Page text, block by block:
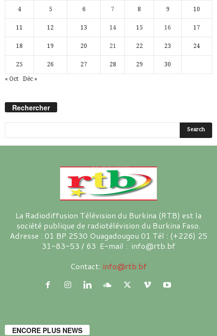
4 5 6 7 8 9 10
11 12 13 14 15 16 17
18 19 20 21 22 23 24
25 26 27 28 29 30
« Oct Déc »
Rechercher
La Radiodiffusion Télévision du Burkina (RTB) est la
société publique de radiotélévision du Burkina Faso.
Adresse : 01 BP 2530 Ouagadougou 01 Tél : (+226) 25
31-83-53 / 63 E-mail : info@rtb.bf
Contact: info@rtb.bf
ENCORE PLUS NEWS